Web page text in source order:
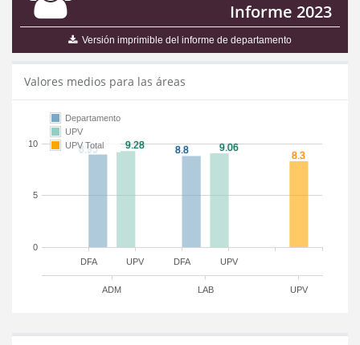
Informe 2023
Versión imprimible del informe de departamento
Valores medios para las áreas
DFA DFA
UPV UPV
ADM LAB UPV
0
5
10
Departamento
UPV
UPV Total